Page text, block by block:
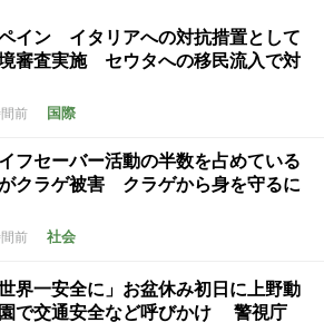
イン イタリアへの対抗措置として
審査実施 セウタへの移民流入で対
前 国際
フセーバー活動の半数を占めている
クラゲ被害 クラゲから身を守るに
前 社会
世界一安全に」お盆休み初日に上野動
で交通安全など呼びかけ 警視庁